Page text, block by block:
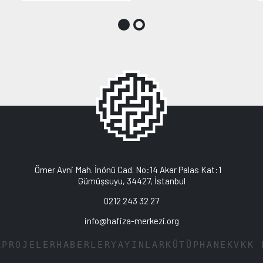
Ömer Avni Mah. İnönü Cad. No:14 Akar Palas Kat:1
Gümüşsuyu, 34427, İstanbul
0212 243 32 27
info@hafiza-merkezi.org
PROJELER HABERLERYAYINLAR KÜTÜPHANE KVKK